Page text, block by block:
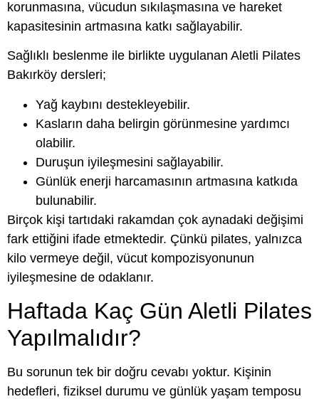
korunmasına, vücudun sıkılaşmasına ve hareket
kapasitesinin artmasına katkı sağlayabilir.
Sağlıklı beslenme ile birlikte uygulanan Aletli Pilates
Bakırköy dersleri;
Yağ kaybını destekleyebilir.
Kasların daha belirgin görünmesine yardımcı
olabilir.
Duruşun iyileşmesini sağlayabilir.
Günlük enerji harcamasının artmasına katkıda
bulunabilir.
Birçok kişi tartıdaki rakamdan çok aynadaki değişimi
fark ettiğini ifade etmektedir. Çünkü pilates, yalnızca
kilo vermeye değil, vücut kompozisyonunun
iyileşmesine de odaklanır.
Haftada Kaç Gün Aletli Pilates
Yapılmalıdır?
Bu sorunun tek bir doğru cevabı yoktur. Kişinin
hedefleri, fiziksel durumu ve günlük yaşam temposu